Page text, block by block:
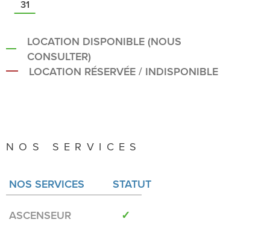
31
LOCATION DISPONIBLE (NOUS
CONSULTER)
LOCATION RÉSERVÉE / INDISPONIBLE
NOS SERVICES
NOS SERVICES STATUT
ASCENSEUR
✓